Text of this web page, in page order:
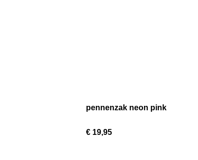
pennenzak neon pink
€ 19,95